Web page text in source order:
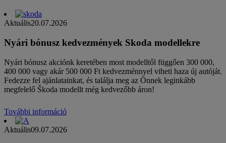
Aktuális20.07.2026
Nyári bónusz kedvezmények Skoda modellekre
Nyári bónusz akciónk keretében most modelltől függően 300 000,
400 000 vagy akár 500 000 Ft kedvezménnyel viheti haza új autóját.
Fedezze fel ajánlatainkat, és találja meg az Önnek leginkább
megfelelő Škoda modellt még kedvezőbb áron!
További információ
Aktuális09.07.2026